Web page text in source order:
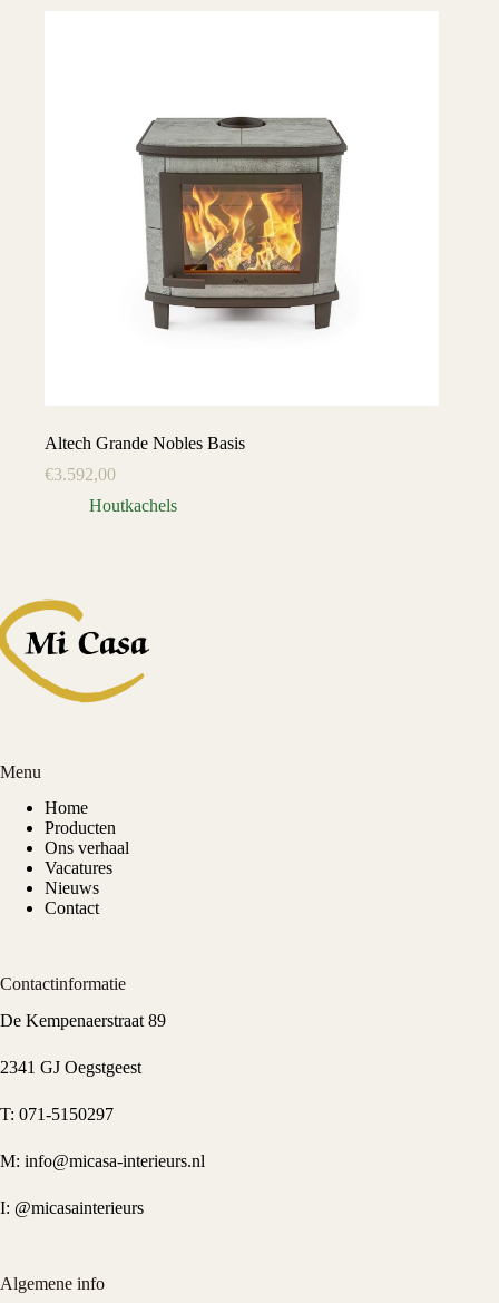
Altech Grande Nobles Basis
€3.592,00
Houtkachels
Menu
Home
Producten
Ons verhaal
Vacatures
Nieuws
Contact
Contactinformatie
De Kempenaerstraat 89
2341 GJ Oegstgeest
T: 071-5150297
M: info@micasa-interieurs.nl
I: @micasainterieurs
Algemene info